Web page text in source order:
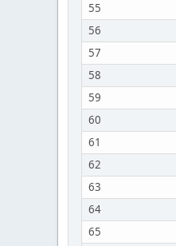
55
56
57
58
59
60
61
62
63
64
65